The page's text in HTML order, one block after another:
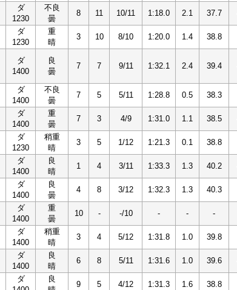
ダ
1230
不良
曇
8 11 10/11 1:18.0 2.1 37.7
ダ
1230
重
晴
3 10 8/10 1:20.0 1.4 38.8
ダ
1400
良
曇
7 7 9/11 1:32.1 2.4 39.4
ダ
1400
不良
曇
7 5 5/11 1:28.8 0.5 38.3
ダ
1400
重
曇
7 3 4/9 1:31.0 1.1 38.5
ダ
1230
稍重
晴
3 5 1/12 1:21.3 0.1 38.8
ダ
1400
良
晴
1 4 3/11 1:33.3 1.3 40.2
ダ
1400
良
曇
4 8 3/12 1:32.3 1.3 40.3
ダ
1400
重
曇
10 - -/10 - - -
ダ
1400
稍重
晴
3 4 5/12 1:31.8 1.0 39.8
ダ
1400
良
晴
6 8 5/11 1:31.6 1.0 39.6
ダ
良
9 5 4/12 1:31.3 1.6 38.8